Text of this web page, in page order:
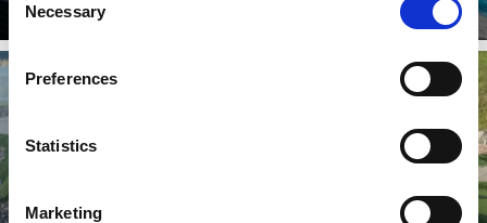
Selection
Necessary
Preferences
Statistics
Marketing
Läs mer